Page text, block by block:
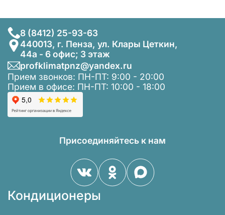
8 (8412) 25-93-63
440013, г. Пенза, ул. Клары Цеткин,
44а - 6 офис; 3 этаж
profklimatpnz@yandex.ru
Прием звонков: ПН-ПТ: 9:00 - 20:00
Прием в офисе: ПН-ПТ: 10:00 - 18:00
Присоединяйтесь к нам
Кондиционеры